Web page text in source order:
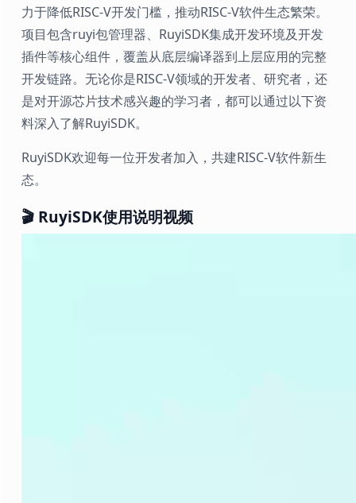
力于降低RISC-V开发门槛，推动RISC-V软件生态繁荣。
项目包含ruyi包管理器、RuyiSDK集成开发环境及开发
插件等核心组件，覆盖从底层编译器到上层应用的完整
开发链路。无论你是RISC-V领域的开发者、研究者，还
是对开源芯片技术感兴趣的学习者，都可以通过以下资
料深入了解RuyiSDK。
RuyiSDK欢迎每一位开发者加入，共建RISC-V软件新生
态。
🎬 RuyiSDK使用说明视频